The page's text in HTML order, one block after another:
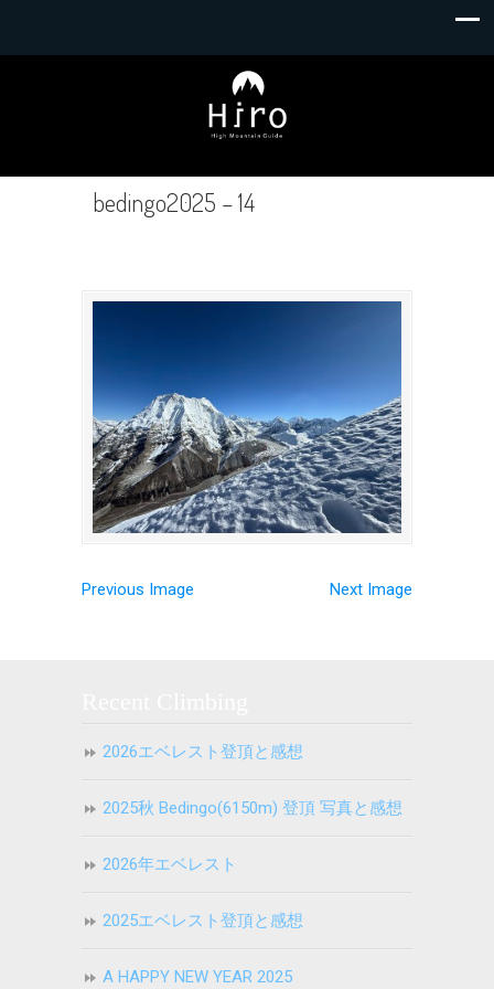
bedingo2025 – 14
Previous Image Next Image
2026エベレスト登頂と感想
2025秋 Bedingo(6150m) 登頂 写真と感想
2026年エベレスト
2025エベレスト登頂と感想
A HAPPY NEW YEAR 2025